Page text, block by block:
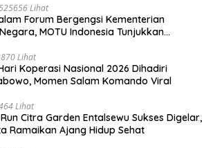
Lihat
Forum Bergengsi Kementerian
MOTU Indonesia Tunjukkan
Lihat
Koperasi Nasional 2026 Dihadiri
Momen Salam Komando Viral
Lihat
Citra Garden Entalsewu Sukses Digelar,
Ramaikan Ajang Hidup Sehat